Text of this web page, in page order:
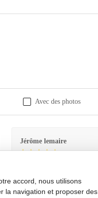
Avec des photos
Jérôme lemaire
accord, nous utilisons
la navigation et proposer des